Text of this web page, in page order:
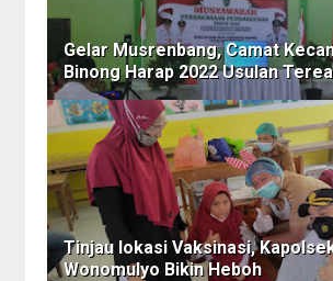
Gelar Musrenbang, Camat
Binong Harap 2022 Usulan
Tinjau lokasi Vaksinasi,
Wonomulyo Bikin Heboh